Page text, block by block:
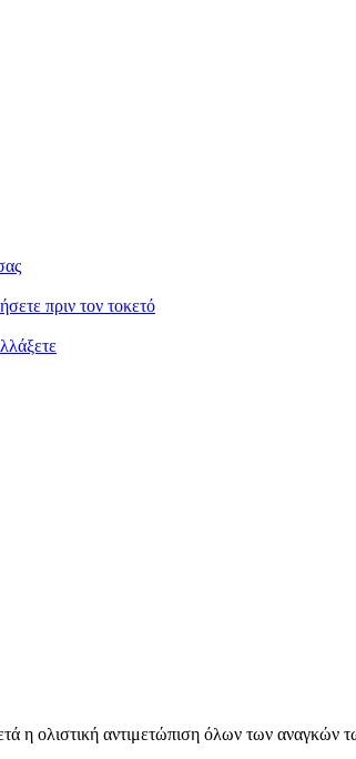
πριν τον τοκετό
η ολιστική αντιμετώπιση όλων των